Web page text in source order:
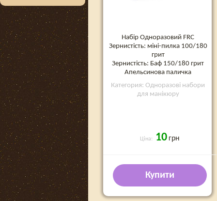
Набір Одноразовий FRC
Зернистість: міні-пилка 100/180
грит
Зернистість: Баф 150/180 грит
Апельсинова паличка
Категория: Одноразові набори
для манікюру
Ціна: 10 грн
Купити